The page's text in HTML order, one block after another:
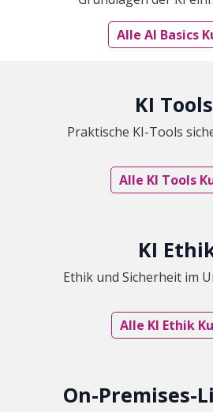
Alle AI Basics
KI Tools
Praktische KI-Tools
Alle KI Tools
KI
Ethik und Sicherheit im
Alle KI Ethik
O​n-Premises-